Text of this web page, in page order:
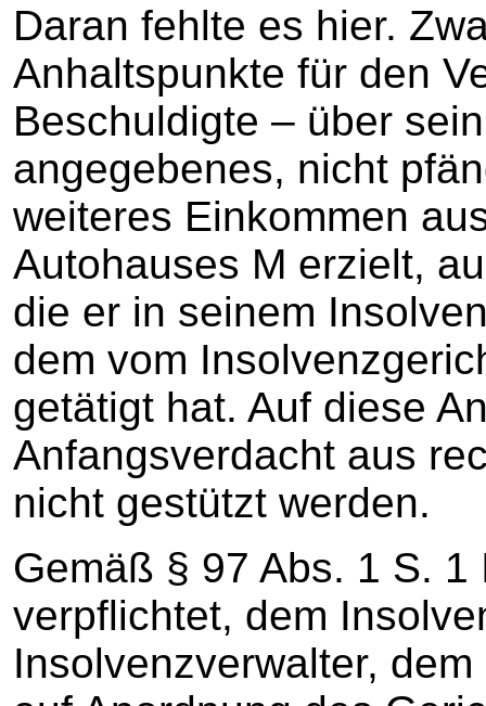
Daran fehlte es hier.
Anhaltspunkte für den
Beschuldigte – über
angegebenes, nicht
weiteres Einkommen
Autohauses M erzielt,
die er in seinem
dem vom
getätigt hat. Auf diese
Anfangsverdacht aus
nicht gestützt werden.
Gemäß § 97 Abs. 1 S.
verpflichtet, dem
Insolvenzverwalter,